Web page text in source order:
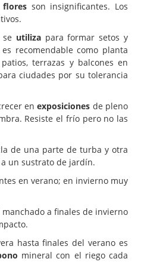
flores son insignificantes. Los
utilizapara formar setos y
recomendable como planta
terrazas y balcones en
ciudades por su tolerancia
enexposiciones de pleno
Resiste el frío pero no las
de una parte de turba y otra
un sustrato de jardín.
en verano; en invierno muy
a finales de invierno
hasta finales del verano es
mineral con el riego cada